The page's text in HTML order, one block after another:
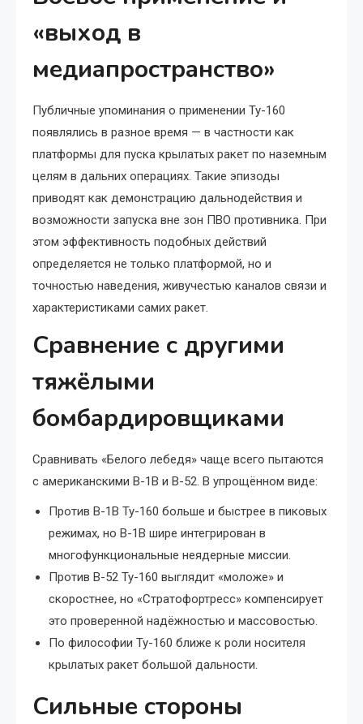
«выход в
медиапространство»
Публичные упоминания о применении Ту-160
появлялись в разное время — в частности как
платформы для пуска крылатых ракет по наземным
целям в дальних операциях. Такие эпизоды
приводят как демонстрацию дальнодействия и
возможности запуска вне зон ПВО противника. При
этом эффективность подобных действий
определяется не только платформой, но и
точностью наведения, живучестью каналов связи и
характеристиками самих ракет.
Сравнение с другими
тяжёлыми
бомбардировщиками
Сравнивать «Белого лебедя» чаще всего пытаются
с американскими B-1B и B-52. В упрощённом виде:
Против B-1B Ту-160 больше и быстрее в пиковых
режимах, но B-1B шире интегрирован в
многофункциональные неядерные миссии.
Против B-52 Ту-160 выглядит «моложе» и
скоростнее, но «Стратофортресс» компенсирует
это проверенной надёжностью и массовостью.
По философии Ту-160 ближе к роли носителя
крылатых ракет большой дальности.
Сильные стороны